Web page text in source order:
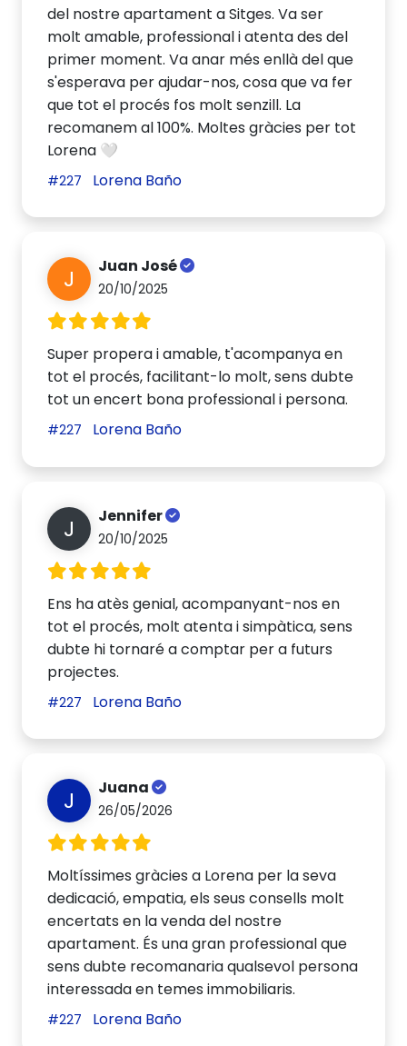
del nostre apartament a Sitges. Va ser
molt amable, professional i atenta des del
primer moment. Va anar més enllà del que
s'esperava per ajudar-nos, cosa que va fer
que tot el procés fos molt senzill. La
recomanem al 100%. Moltes gràcies per tot
Lorena 🤍
#227 Lorena Baño
J Juan José
20/10/2025
Super propera i amable, t'acompanya en
tot el procés, facilitant-lo molt, sens dubte
tot un encert bona professional i persona.
#227 Lorena Baño
J Jennifer
20/10/2025
Ens ha atès genial, acompanyant-nos en
tot el procés, molt atenta i simpàtica, sens
dubte hi tornaré a comptar per a futurs
projectes.
#227 Lorena Baño
J Juana
26/05/2026
Moltíssimes gràcies a Lorena per la seva
dedicació, empatia, els seus consells molt
encertats en la venda del nostre
apartament. És una gran professional que
sens dubte recomanaria qualsevol persona
interessada en temes immobiliaris.
#227 Lorena Baño